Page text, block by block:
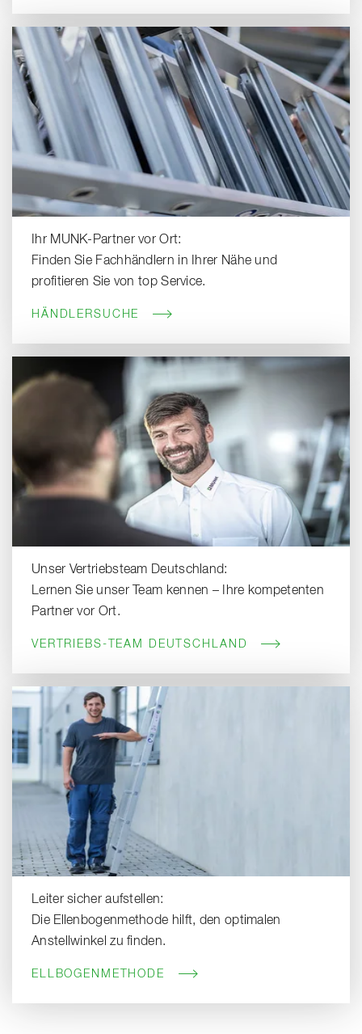
Ihr MUNK-Partner vor Ort:
Finden Sie Fachhändlern in Ihrer Nähe und
profitieren Sie von top Service.
HÄNDLERSUCHE
Unser Vertriebsteam Deutschland:
Lernen Sie unser Team kennen – Ihre kompetenten
Partner vor Ort.
VERTRIEBS-TEAM DEUTSCHLAND
Leiter sicher aufstellen:
Die Ellenbogenmethode hilft, den optimalen
Anstellwinkel zu finden.
ELLBOGENMETHODE